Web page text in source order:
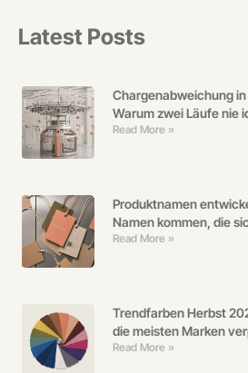
Latest Posts
Chargenabweichung
Warum zwei Läufe nie
Read More »
Produktnamen
Namen kommen, die
Read More »
Trendfarben Herbst
die meisten Marken
Read More »